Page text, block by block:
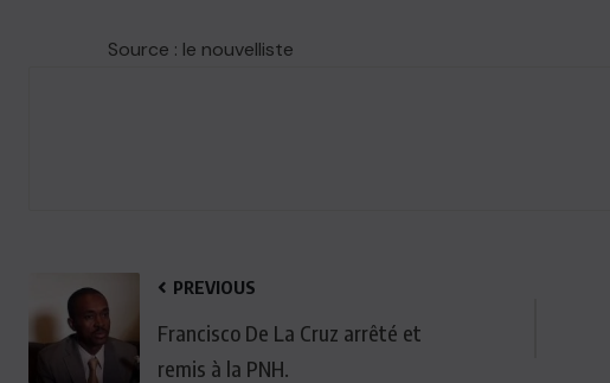
Source : le nouvelliste
PREVIOUS
Francisco De La Cruz arrêté et
remis à la PNH.